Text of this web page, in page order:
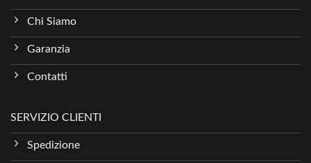
Chi Siamo
Garanzia
Contatti
SERVIZIO CLIENTI
Spedizione